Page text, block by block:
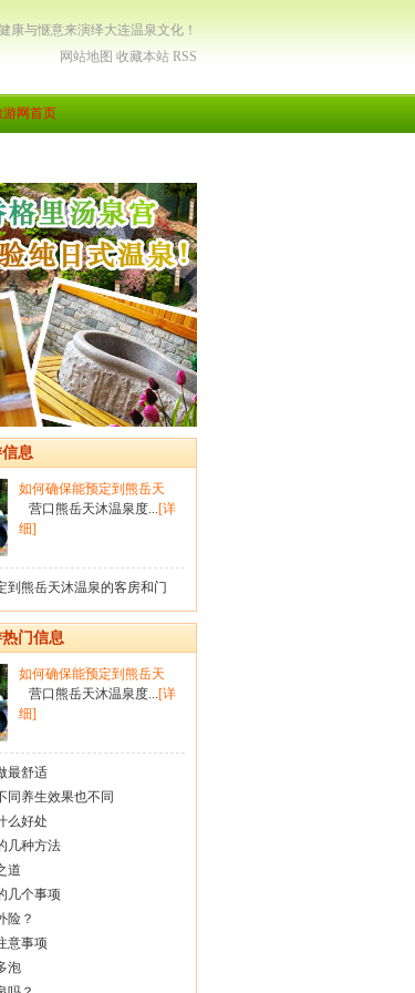
康与惬意来演绎大连温泉文化！
网站地图 收藏本站 RSS
游网首页
息
如何确保能预定到熊岳天
营口熊岳天沐温泉度...[详
细]
到熊岳天沐温泉的客房和门
门信息
如何确保能预定到熊岳天
营口熊岳天沐温泉度...[详
细]
最舒适
同养生效果也不同
么好处
几种方法
道
几个事项
险？
意事项
泡